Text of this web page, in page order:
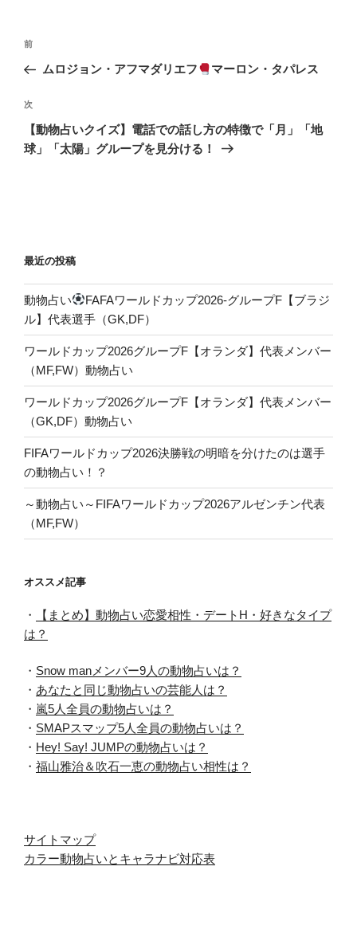
投
ナ
ビ
ゲ
ー
前
の
稿
前
ムロジョン・アフマダリエフ マーロン・タパレス
次
の
投
次
【動物占いクイズ】電話での話し方の特徴で「月」「地
球」「太陽」グループを見分ける！
最近の投稿
動物占い
FAFAワールドカップ2026-グループF【ブラジ
ル】代表選手（GK,DF）
ワールドカップ2026グループF【オランダ】代表メンバー
（MF,FW）動物占い
ワールドカップ2026グループF【オランダ】代表メンバー
（GK,DF）動物占い
FIFAワールドカップ2026決勝戦の明暗を分けたのは選手
の動物占い！？
～動物占い～FIFAワールドカップ2026アルゼンチン代表
（MF,FW）
オススメ記事
・
【まとめ】動物占い恋愛相性・デートH・好きなタイプ
は？
・ Snow manメンバー9人の動物占いは？
・ あなたと同じ動物占いの芸能人は？
・ 嵐5人全員の動物占いは？
・ SMAPスマップ5人全員の動物占いは？
・ Hey! Say! JUMPの動物占いは？
・ 福山雅治＆吹石一恵の動物占い相性は？
サイトマップ
カラー動物占いとキャラナビ対応表